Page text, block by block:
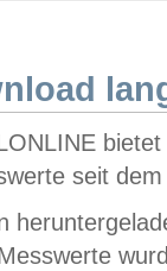
seit